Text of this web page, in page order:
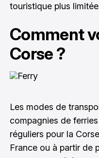
touristique plus
Comment
Corse ?
Les modes de
compagnies de
réguliers pour la
France ou à partir de